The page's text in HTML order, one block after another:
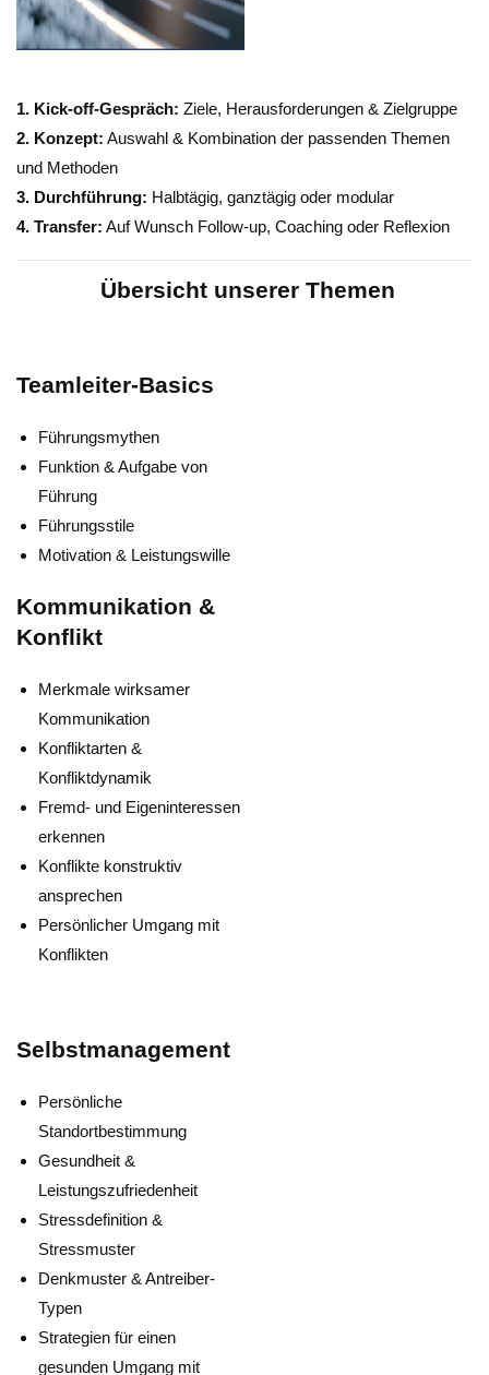
1. Kick-off-Gespräch: Ziele, Herausforderungen & Zielgruppe
2. Konzept: Auswahl & Kombination der passenden Themen
und Methoden
3. Durchführung: Halbtägig, ganztägig oder modular
4. Transfer: Auf Wunsch Follow-up, Coaching oder Reflexion
Übersicht unserer Themen
Teamleiter-Basics
Führungsmythen
Funktion & Aufgabe von
Führung
Führungsstile
Motivation & Leistungswille
Kommunikation &
Konflikt
Merkmale wirksamer
Kommunikation
Konfliktarten &
Konfliktdynamik
Fremd- und Eigeninteressen
erkennen
Konflikte konstruktiv
ansprechen
Persönlicher Umgang mit
Konflikten
Selbstmanagement
Persönliche
Standortbestimmung
Gesundheit &
Leistungszufriedenheit
Stressdefinition &
Stressmuster
Denkmuster & Antreiber-
Typen
Strategien für einen
gesunden Umgang mit